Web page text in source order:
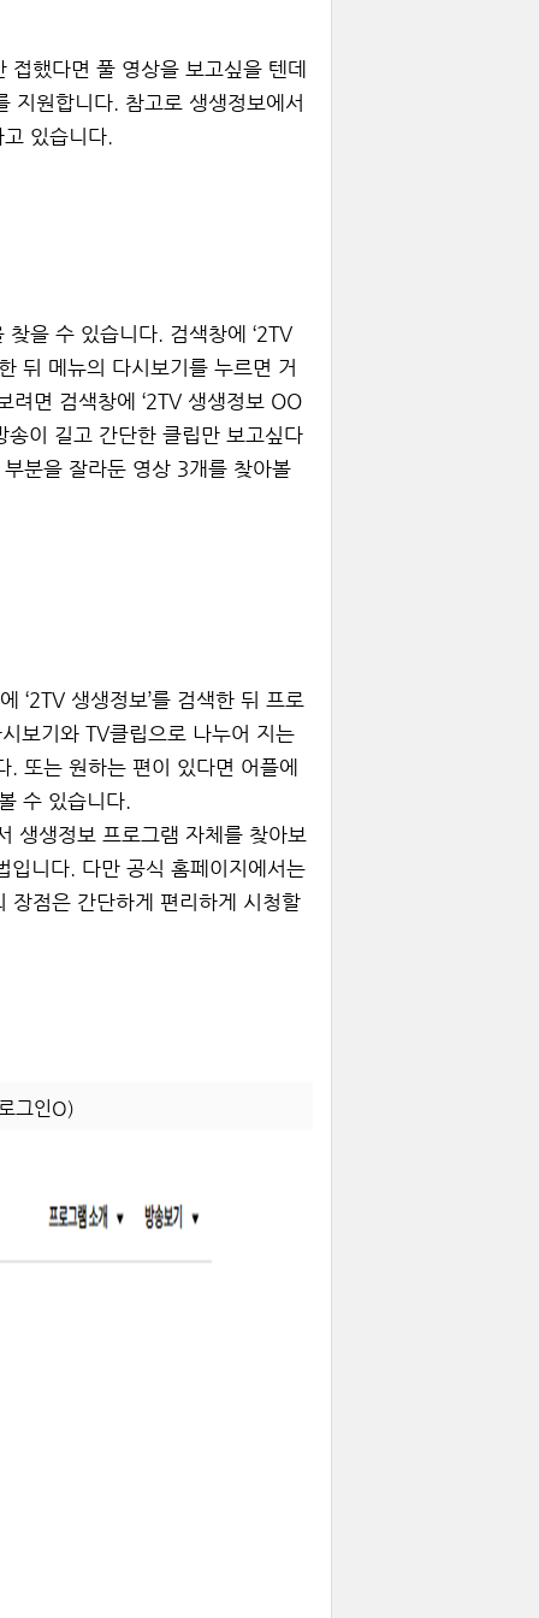
했다면 풀 영상을 보고싶을 텐데
지원합니다. 참고로 생생정보에서
있습니다.
을 수 있습니다. 검색창에 ‘2TV
뒤 메뉴의 다시보기를 누르면 거
면 검색창에 ‘2TV 생생정보 OO
송이 길고 간단한 클립만 보고싶다
분을 잘라둔 영상 3개를 찾아볼
‘2TV 생생정보’를 검색한 뒤 프로
보기와 TV클립으로 나누어 지는
또는 원하는 편이 있다면 어플에
수 있습니다.
생생정보 프로그램 자체를 찾아보
입니다. 다만 공식 홈페이지에서는
장점은 간단하게 편리하게 시청할
그인O)